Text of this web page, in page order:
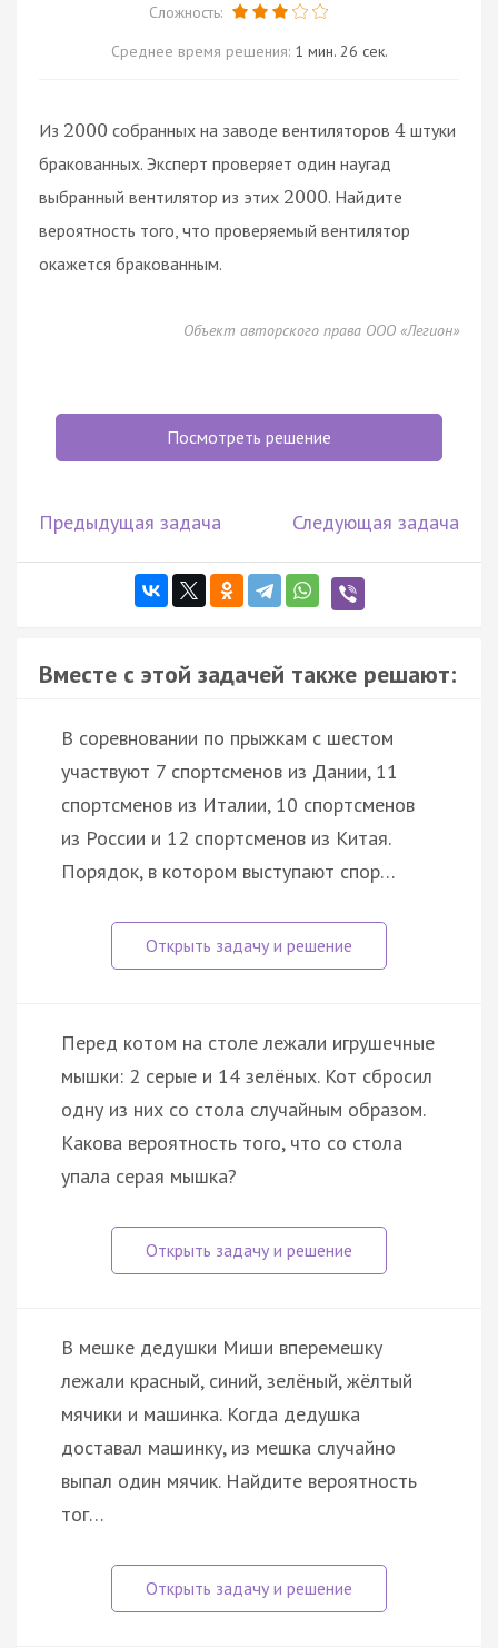
Сложность:
Среднее время решения: 1 мин. 26 сек.
Из 2000 собранных на заводе вентиляторов 4 штуки
бракованных. Эксперт проверяет один наугад
выбранный вентилятор из этих 2000. Найдите
вероятность того, что проверяемый вентилятор
окажется бракованным.
Объект авторского права ООО «Легион»
Посмотреть решение
Предыдущая задача Следующая задача
Вместе с этой задачей также решают:
В соревновании по прыжкам с шестом
участвуют 7 спортсменов из Дании, 11
спортсменов из Италии, 10 спортсменов
из России и 12 спортсменов из Китая.
Порядок, в котором выступают спор…
Перед котом на столе лежали игрушечные
мышки: 2 серые и 14 зелёных. Кот сбросил
одну из них со стола случайным образом.
Какова вероятность того, что со стола
упала серая мышка?
В мешке дедушки Миши вперемешку
лежали красный, синий, зелёный, жёлтый
мячики и машинка. Когда дедушка
доставал машинку, из мешка случайно
выпал один мячик. Найдите вероятность
тог…